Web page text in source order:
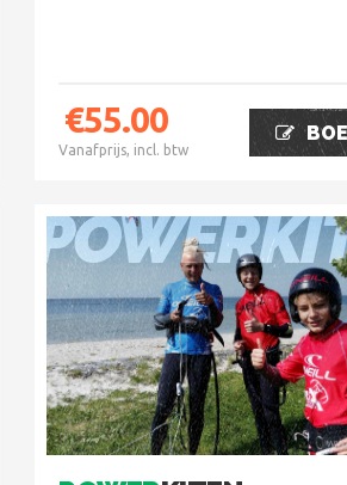
€55.00
Vanafprijs, incl. btw